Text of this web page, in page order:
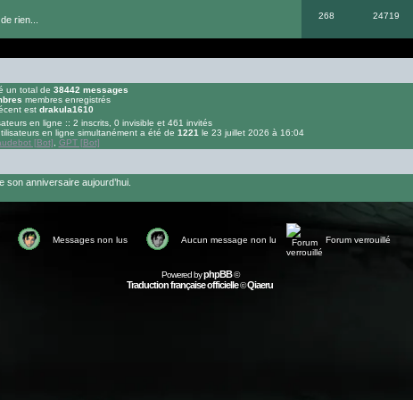
rien... 268 24719
un total de 38442 messages
membres enregistrés
est drakula1610
en ligne :: 2 inscrits, 0 invisible et 461 invités
en ligne simultanément a été de 1221 le 23 juillet 2026 à 16:04
[Bot]
GPT [Bot]
son anniversaire aujourd’hui.
Messages non lus Aucun message non lu Forum verrouillé
Powered byphpBB©
Traduction française officielle©Qiaeru